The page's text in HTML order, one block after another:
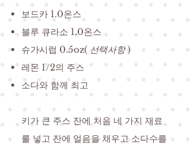
보드카 1.0온스
블루 큐라소 1.0온스
슈가시럽 0.5oz( 선택사항)
레몬 1/2의 주스
소다와 함께 최고
키가 큰 주스 잔에 처음 네 가지 재료
를 넣고 잔에 얼음을 채우고 소다수를